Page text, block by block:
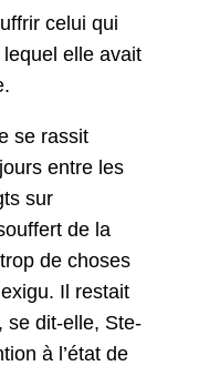
celui qui
elle avait
se ras­sit
entre les
sur
de la
de choses
Il restait
se dit-elle, Ste­
à l’é­tat de